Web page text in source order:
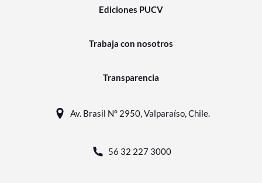
Ediciones PUCV
Trabaja con nosotros
Transparencia
Av. Brasil N° 2950, Valparaíso, Chile.
56 32 227 3000